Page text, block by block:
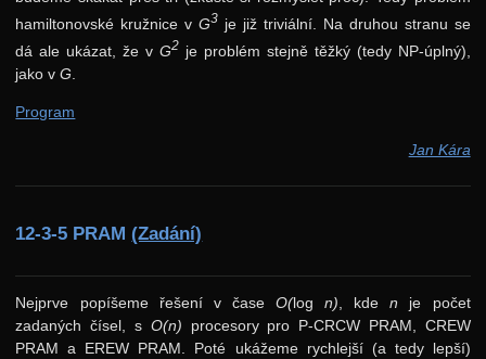
hamiltonovské kružnice vG3 je již triviální. Na druhou stranu se
dá ale ukázat, že vG2 je problém stejně těžký (tedy NP-úplný),
jako vG
Program
Jan Kára
12-3-5 PRAM(Zadání)
Nejprve popíšeme řešení v čase O(log n), kden je počet
zadaných čísel, s O(n) procesory pro P-CRCW PRAM, CREW
PRAM a EREW PRAM. Poté ukážeme rychlejší (a tedy lepší)